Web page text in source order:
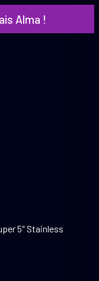
Alma !
5″ Stainless